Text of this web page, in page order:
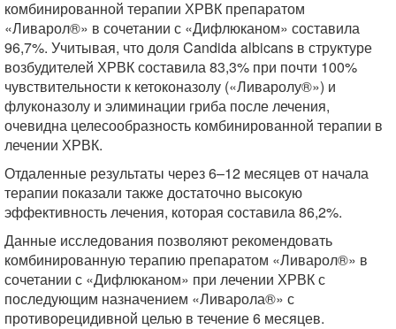
комбинированной терапии ХРВК препаратом
«Ливарол®» в сочетании с «Дифлюканом» составила
96,7%. Учитывая, что доля Candida albicans в структуре
возбудителей ХРВК составила 83,3% при почти 100%
чувствительности к кетоконазолу («Ливаролу®») и
флуконазолу и элиминации гриба после лечения,
очевидна целесообразность комбинированной терапии в
лечении ХРВК.
Отдаленные результаты через 6–12 месяцев от начала
терапии показали также достаточно высокую
эффективность лечения, которая составила 86,2%.
Данные исследования позволяют рекомендовать
комбинированную терапию препаратом «Ливарол®» в
сочетании с «Дифлюканом» при лечении ХРВК с
последующим назначением «Ливарола®» с
противорецидивной целью в течение 6 месяцев.